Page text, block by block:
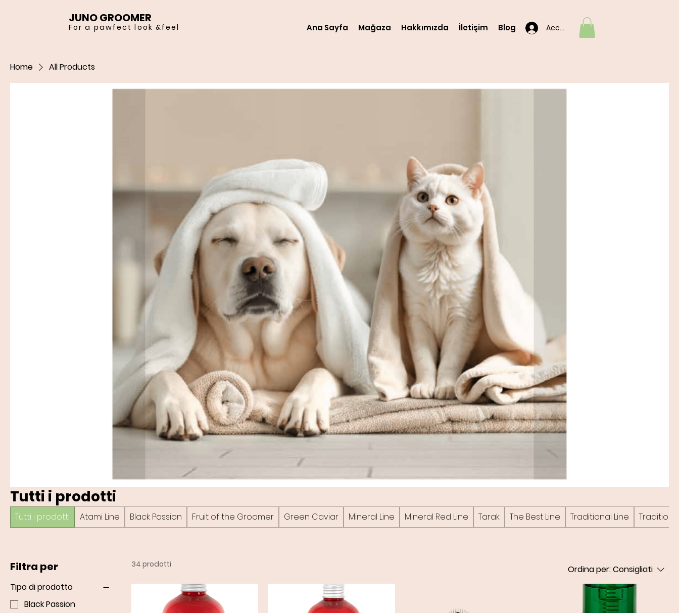
JUNO GROOMER
For a pawfect look &feel Accedi
Ana Sayfa Mağaza Hakkımızda İletişim Blog
Home All Products
Tutti i prodotti
Tutti i prodotti Atami Line Black Passion Fruit of the Groomer Green Caviar Mineral Line Mineral Red Line Tarak The Best Line Traditional Line
Filtra per
Tipo di prodotto
Black Passion
34 prodotti Ordina per:Consigliati